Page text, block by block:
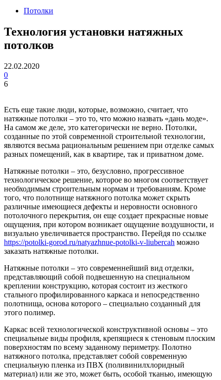
Потолки
Технология установки натяжных
потолков
22.02.2020
0
6
Есть еще такие люди, которые, возможно, считает, что
натяжные потолки – это то, что можно назвать «дань моде».
На самом же деле, это категорически не верно. Потолки,
созданные по этой современной строительной технологии,
являются весьма рациональным решением при отделке самых
разных помещений, как в квартире, так и приватном доме.
Натяжные потолки – это, безусловно, прогрессивное
технологическое решение, которое во многом соответствует
необходимым строительным нормам и требованиям. Кроме
того, что полотнище натяжного потолка может скрыть
различные имеющиеся дефекты и неровности основного
потолочного перекрытия, он еще создает прекрасные новые
ощущения, при котором возникает ощущение воздушности, и
визуально увеличивается пространство. Перейдя по ссылке
https://potolki-gorod.ru/natyazhnue-potolki-v-liubercah можно
заказать натяжные потолки.
Натяжные потолки – это современнейший вид отделки,
представляющий собой подвешенную на специальном
креплении конструкцию, которая состоит из жесткого
стального профилированного каркаса и непосредственно
полотнища, основа которого – специально созданный для
этого полимер.
Каркас всей технологической конструктивной основы – это
специальные виды профиля, крепящиеся к стеновым плоским
поверхностям по всему заданному периметру. Полотно
натяжного потолка, представляет собой современную
специальную пленка из ПВХ (поливинилхлоридный
материал) или же это, может быть, особой тканью, имеющую